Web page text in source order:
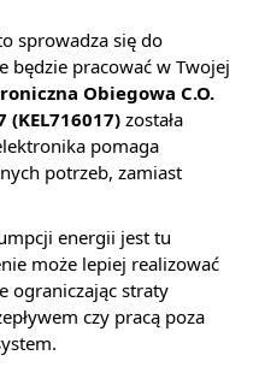
sprowadza się do
będzie pracować w Twojej
Obiegowa C.O.
(KEL716017) została
pomaga
potrzeb, zamiast
energii jest tu
może lepiej realizować
ograniczając straty
czy pracą poza